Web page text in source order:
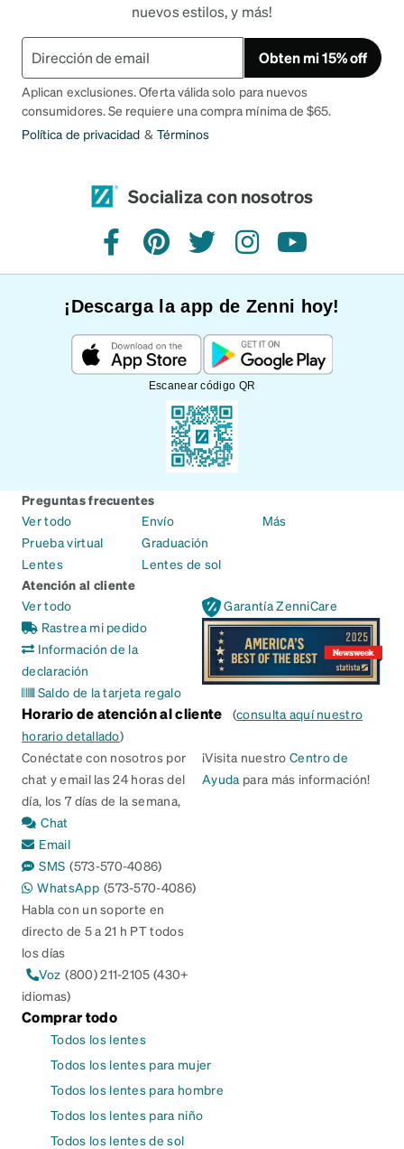
nuevos estilos, y más!
Obten mi 15% off
Aplican exclusiones. Oferta válida solo para nuevos
consumidores. Se requiere una compra mínima de $65.
Política de privacidad & Términos
Socializa con nosotros
FacebookPinterestTwitterInstagramYouTube
¡Descarga la app de Zenni hoy!
Escanear código QR
Preguntas frecuentes
Ver todo
Prueba virtual
Lentes
Envío
Graduación
Lentes de sol
Más
Atención al cliente
Ver todo
Rastrea mi pedido
Información de la
declaración
Saldo de la tarjeta regalo
Garantía ZenniCare
Horario de atención al cliente (consulta aquí nuestro
horario detallado)
Conéctate con nosotros por
chat y email las 24 horas del
día, los 7 días de la semana,
Chat
Email
SMS (573-570-4086)
WhatsApp (573-570-4086)
Habla con un soporte en
directo de 5 a 21 h PT todos
los días
Voz (800) 211-2105 (430+
idiomas)
¡Visita nuestroCentro de
Ayuda para más información!
Comprar todo
Todos los lentes
Todos los lentes para mujer
Todos los lentes para hombre
Todos los lentes para niño
Todos los lentes de sol